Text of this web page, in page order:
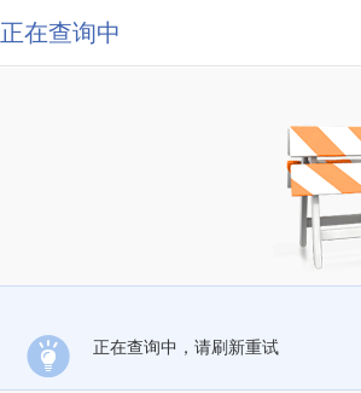
正在查询中
正在查询中，请刷新重试